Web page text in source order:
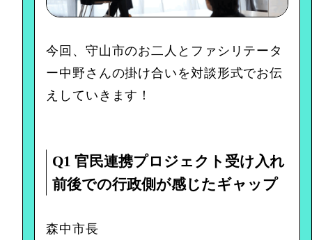
今回、守山市のお二人とファシリテータ
ー中野さんの掛け合いを対談形式でお伝
えしていきます！
Q1 官民連携プロジェクト受け入れ
前後での行政側が感じたギャップ
森中市長